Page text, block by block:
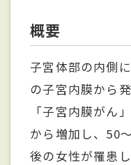
概要
子宮体部の内側
の子宮内膜から
「子宮内膜がん
から増加し、50
後の女性が罹患